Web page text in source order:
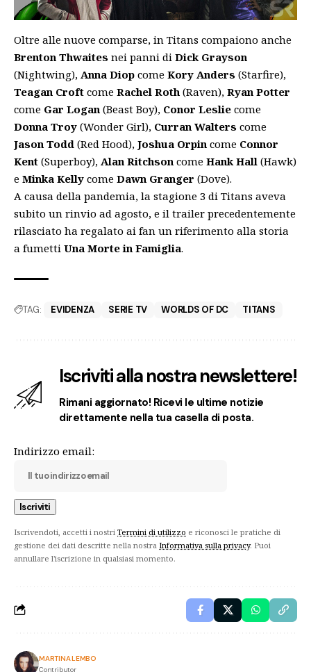
Oltre alle nuove comparse, in Titans compaiono anche
Brenton Thwaites nei panni di Dick Grayson
(Nightwing), Anna Diop come Kory Anders (Starfire),
Teagan Croft come Rachel Roth (Raven), Ryan Potter
come Gar Logan (Beast Boy), Conor Leslie come
Donna Troy (Wonder Girl), Curran Walters come
Jason Todd (Red Hood), Joshua Orpin come Connor
Kent (Superboy), Alan Ritchson come Hank Hall (Hawk)
e Minka Kelly come Dawn Granger (Dove).
A causa della pandemia, la stagione 3 di Titans aveva
subito un rinvio ad agosto, e il trailer precedentemente
rilasciato ha regalato ai fan un riferimento alla storia
a fumetti Una Morte in Famiglia.
TAG: EVIDENZA SERIE TV WORLDS OF DC TITANS
Iscriviti alla nostra newslettere!
Rimani aggiornato! Ricevi le ultime notizie
direttamente nella tua casella di posta.
Indirizzo email:
Iscrivendoti, accetti i nostri Termini di utilizzo e riconosci le pratiche di
gestione dei dati descritte nella nostra Informativa sulla privacy. Puoi
annullare l'iscrizione in qualsiasi momento.
MARTINA LEMBO
Contributor